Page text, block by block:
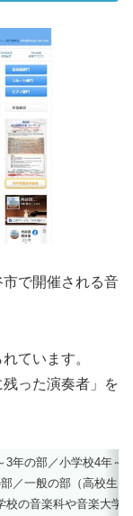
で開催される音
ています。
った演奏者」を
3年の部／小学校4年～
／一般の部（高校生を
の音楽科や音楽大学